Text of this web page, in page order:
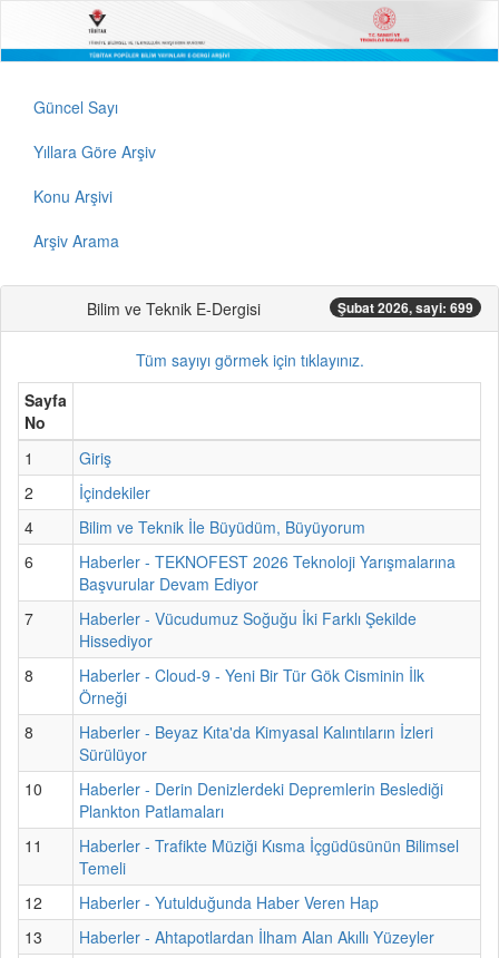
Güncel Sayı
Yıllara Göre Arşiv
Konu Arşivi
Arşiv Arama
Bilim ve Teknik E-Dergisi Şubat 2026, sayi: 699
Tüm sayıyı görmek için tıklayınız.
Sayfa
No
1
Giriş
2
İçindekiler
4
Bilim ve Teknik İle Büyüdüm, Büyüyorum
6
Haberler - TEKNOFEST 2026 Teknoloji Yarışmalarına
Başvurular Devam Ediyor
7
Haberler - Vücudumuz Soğuğu İki Farklı Şekilde
Hissediyor
8
Haberler - Cloud-9 - Yeni Bir Tür Gök Cisminin İlk
Örneği
8
Haberler - Beyaz Kıta'da Kimyasal Kalıntıların İzleri
Sürülüyor
10
Haberler - Derin Denizlerdeki Depremlerin Beslediği
Plankton Patlamaları
11
Haberler - Trafikte Müziği Kısma İçgüdüsünün Bilimsel
Temeli
12
Haberler - Yutulduğunda Haber Veren Hap
13
Haberler - Ahtapotlardan İlham Alan Akıllı Yüzeyler